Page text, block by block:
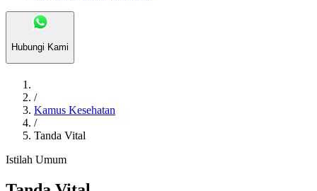
Hubungi Kami
/
Kamus Kesehatan
/
Tanda Vital
Istilah Umum